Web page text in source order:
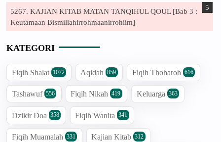
5267. KAJIAN KITAB MATAN TANQIHUL QOUL [Bab 3 :
Keutamaan Bismillahirrohmaanirrohiim]
KATEGORI
Fiqih Shalat 1072 Aqidah 859 Fiqih Thoharoh 616
Tashawuf 556 Fiqih Nikah 419 Keluarga 363
Dzikir Doa 358 Fiqih Wanita 341
Fiqih Muamalah 331 Kajian Kitab 312